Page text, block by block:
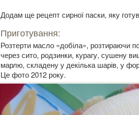
Додам ще рецепт сирної паски, яку
Приготування:
Розтерти масло «добіла», розтираючи
через сито, родзинки, курагу, сушену
марлю, складену у декілька шарів, у
Це фото 2012 року.